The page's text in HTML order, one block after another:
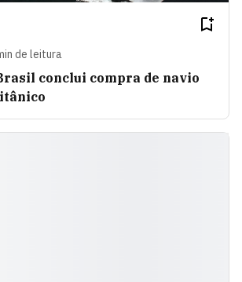
de leitura
conclui compra de navio